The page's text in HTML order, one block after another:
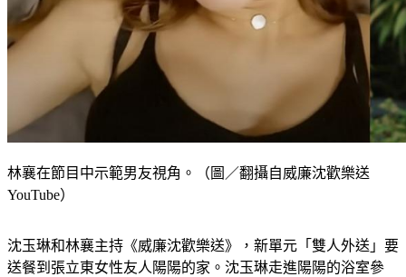
林襄在節目中示範男友視角。（圖／翻攝自威廉沈歡樂送
YouTube）
沈玉琳和林襄主持《威廉沈歡樂送》，新單元「雙人外送」要
送餐到張立東女性友人陽陽的家。沈玉琳走進陽陽的浴室參